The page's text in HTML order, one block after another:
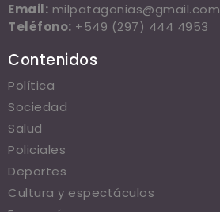
Email: milpatagonias@gmail.com
Teléfono: +549 (297) 444 4953
Contenidos
Política
Sociedad
Salud
Policiales
Deportes
Cultura y espectáculos